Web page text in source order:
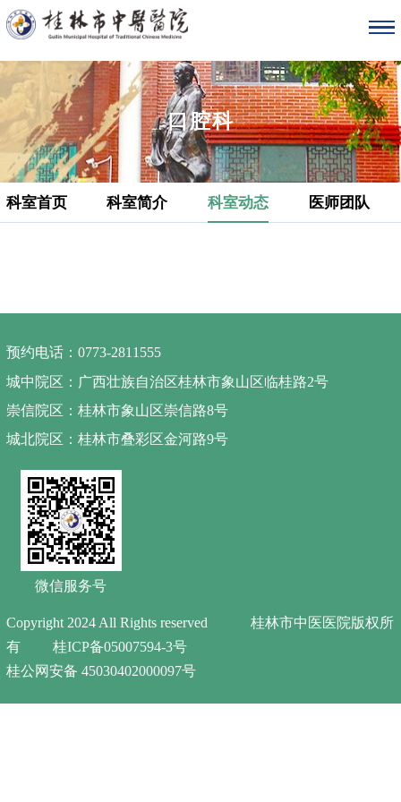
口腔科
科室首页 科室简介 科室动态 医师团队
预约电话：0773-2811555
城中院区：广西壮族自治区桂林市象山区临桂路2号
崇信院区：桂林市象山区崇信路8号
城北院区：桂林市叠彩区金河路9号
微信服务号
Copyright 2024 All Rights reserved 桂林市中医医院版权所
有 桂ICP备05007594-3号
桂公网安备 45030402000097号